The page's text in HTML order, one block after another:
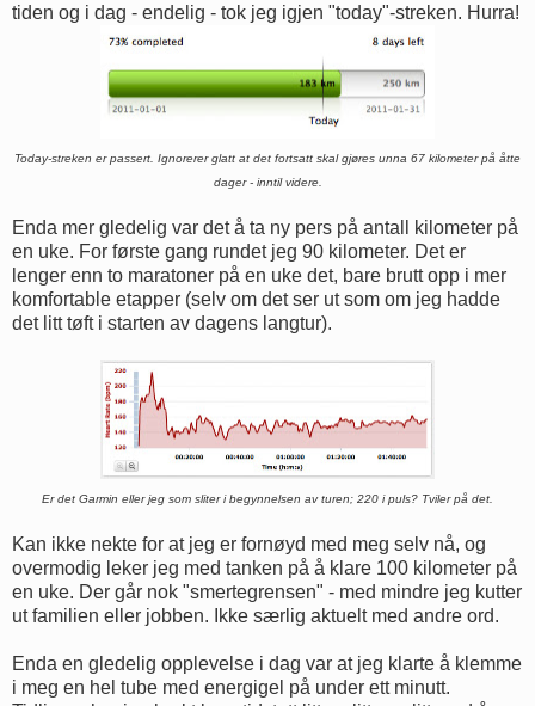
tiden og i dag - endelig - tok jeg igjen "today"-streken. Hurra!
Today-streken er passert. Ignorerer glatt at det fortsatt skal gjøres unna 67 kilometer på åtte
dager - inntil videre.
Enda mer gledelig var det å ta ny pers på antall kilometer på
en uke. For første gang rundet jeg 90 kilometer. Det er
lenger enn to maratoner på en uke det, bare brutt opp i mer
komfortable etapper (selv om det ser ut som om jeg hadde
det litt tøft i starten av dagens langtur).
Er det Garmin eller jeg som sliter i begynnelsen av turen; 220 i puls? Tviler på det.
Kan ikke nekte for at jeg er fornøyd med meg selv nå, og
overmodig leker jeg med tanken på å klare 100 kilometer på
en uke. Der går nok "smertegrensen" - med mindre jeg kutter
ut familien eller jobben. Ikke særlig aktuelt med andre ord.
Enda en gledelig opplevelse i dag var at jeg klarte å klemme
i meg en hel tube med energigel på under ett minutt.